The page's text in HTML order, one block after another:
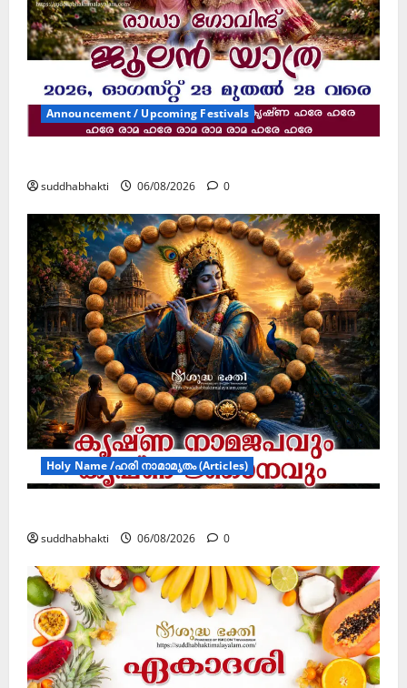
Announcement / Upcoming Festivals
suddhabhakti 06/08/2026 0
Holy Name /ഹരി നാമാമൃതം (Articles)
suddhabhakti 06/08/2026 0